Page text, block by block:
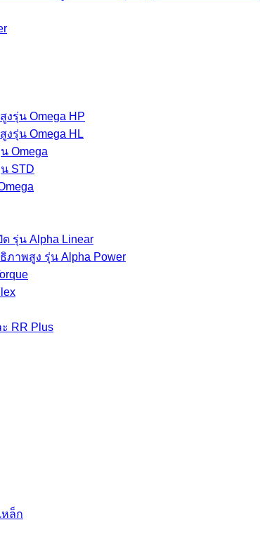
รุ่น Omega HP
รุ่น Omega HL
Omega
STD
รุ่น Alpha Linear
าพสูง รุ่น Alpha Power
RR Plus